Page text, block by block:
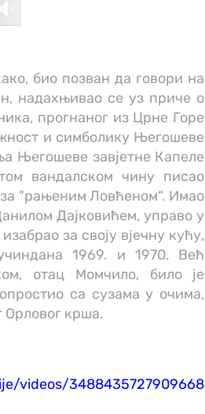
био позван да говори на
надахњивао се уз приче о
прогнаног из Црне Горе
и симболику Његошеве
Његошеве завјетне Капеле
вандалском чину писао
"рањеним Ловћеном“. Имао
Дајковићем, управо у
за своју вјечну кућу,
1969. и 1970. Већ
отац Момчило, било је
са сузама у очима,
крша.
videos/3488435727909668